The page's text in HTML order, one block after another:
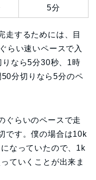
5分
走するためには、目
らい速いペースで入
なら5分30秒、1時
分切りなら5分のペ
ぐらいのペースで走
です。僕の場合は10k
なっていたので、1k
ていくことが出来ま